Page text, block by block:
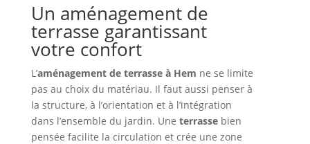
Un aménagement de
terrasse garantissant
votre confort
L’aménagement de terrasse à Hem ne se limite
pas au choix du matériau. Il faut aussi penser à
la structure, à l’orientation et à l’intégration
dans l’ensemble du jardin. Une terrassebien
pensée facilite la circulation et crée une zone